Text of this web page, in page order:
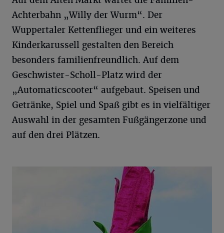
Achterbahn „Willy der Wurm“. Der
Wuppertaler Kettenflieger und ein weiteres
Kinderkarussell gestalten den Bereich
besonders familienfreundlich. Auf dem
Geschwister-Scholl-Platz wird der
„Automaticscooter“ aufgebaut. Speisen und
Getränke, Spiel und Spaß gibt es in vielfältiger
Auswahl in der gesamten Fußgängerzone und
auf den drei Plätzen.